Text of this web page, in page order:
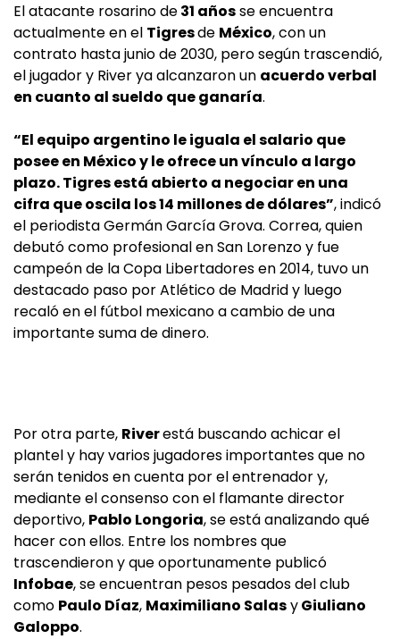
El atacante rosarino de31 añosse encuentra
actualmente en el Tigresde México, con un
contrato hasta junio de 2030, pero según trascendió,
el jugador y River ya alcanzaron un acuerdo verbal
en cuanto al sueldo que ganaría.
“El equipo argentino le iguala el salario que
posee en México y le ofrece un vínculo a largo
plazo. Tigres está abierto a negociar en una
cifra que oscila los 14 millones de dólares”, indicó
el periodista Germán García Grova. Correa, quien
debutó como profesional en San Lorenzo y fue
campeón de la Copa Libertadores en 2014, tuvo un
destacado paso por Atlético de Madrid y luego
recaló en el fútbol mexicano a cambio de una
importante suma de dinero.
Por otra parte, Riverestá buscando achicar el
plantel y hay varios jugadores importantes que no
serán tenidos en cuenta por el entrenador y,
mediante el consenso con el flamante director
deportivo, Pablo Longoria, se está analizando qué
hacer con ellos. Entre los nombres que
trascendieron y que oportunamente publicó
Infobae, se encuentran pesos pesados del club
como Paulo Díaz, Maximiliano SalasyGiuliano
Galoppo.